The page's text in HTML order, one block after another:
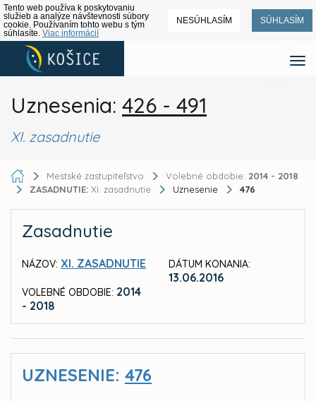
Tento web používa k poskytovaniu
služieb a analýze návštevnosti súbory
cookie. Používaním tohto webu s tým
súhlasíte. Viac informácií
NESÚHLASÍM SÚHLASÍM
Uznesenia: 426 - 491
XI. zasadnutie
Mestské zastupiteľstvo Volebné obdobie: 2014 - 2018
ZASADNUTIE: XI. zasadnutie Uznesenie 476
Zasadnutie
NÁZOV: XI. ZASADNUTIE
VOLEBNÉ OBDOBIE: 2014
- 2018
DÁTUM KONANIA:
13.06.2016
UZNESENIE: 476